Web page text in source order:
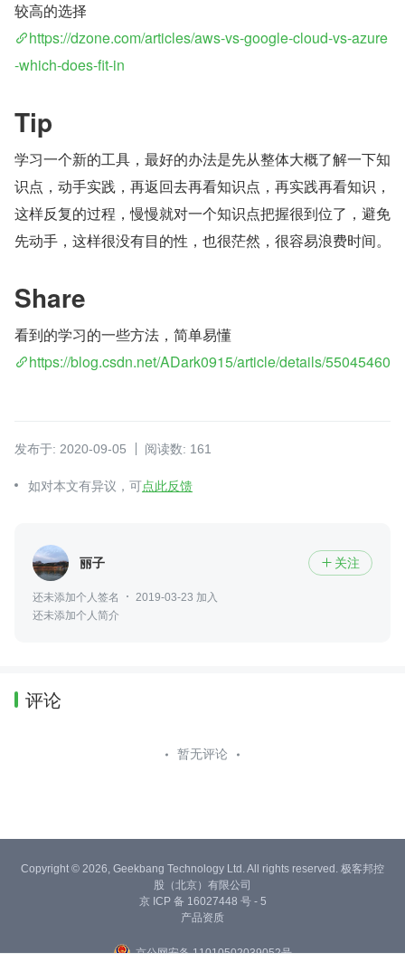
较高的选择
https://dzone.com/articles/aws-vs-google-cloud-vs-azure
-which-does-fit-in
Tip
学习一个新的工具，最好的办法是先从整体大概了解一下知
识点，动手实践，再返回去再看知识点，再实践再看知识，
这样反复的过程，慢慢就对一个知识点把握很到位了，避免
先动手，这样很没有目的性，也很茫然，很容易浪费时间。
Share
看到的学习的一些方法，简单易懂
https://blog.csdn.net/ADark0915/article/details/55045460
发布于: 2020-09-05 阅读数: 161
如对本文有异议，可点此反馈
丽子  关注
还未添加个人签名
2019-03-23 加入
还未添加个人简介
评论
暂无评论
Copyright © 2026, Geekbang Technology Ltd. All rights reserved. 极客邦控
股（北京）有限公司
京 ICP 备 16027448 号 - 5
产品资质
京公网安备 11010502039052号